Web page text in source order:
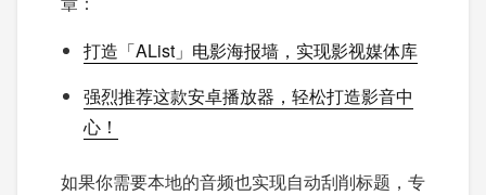
打造「AList」电影海报墙，实现影视媒体库
强烈推荐这款安卓播放器，轻松打造影音中
心！
如果你需要本地的音频也实现自动刮削标题，专